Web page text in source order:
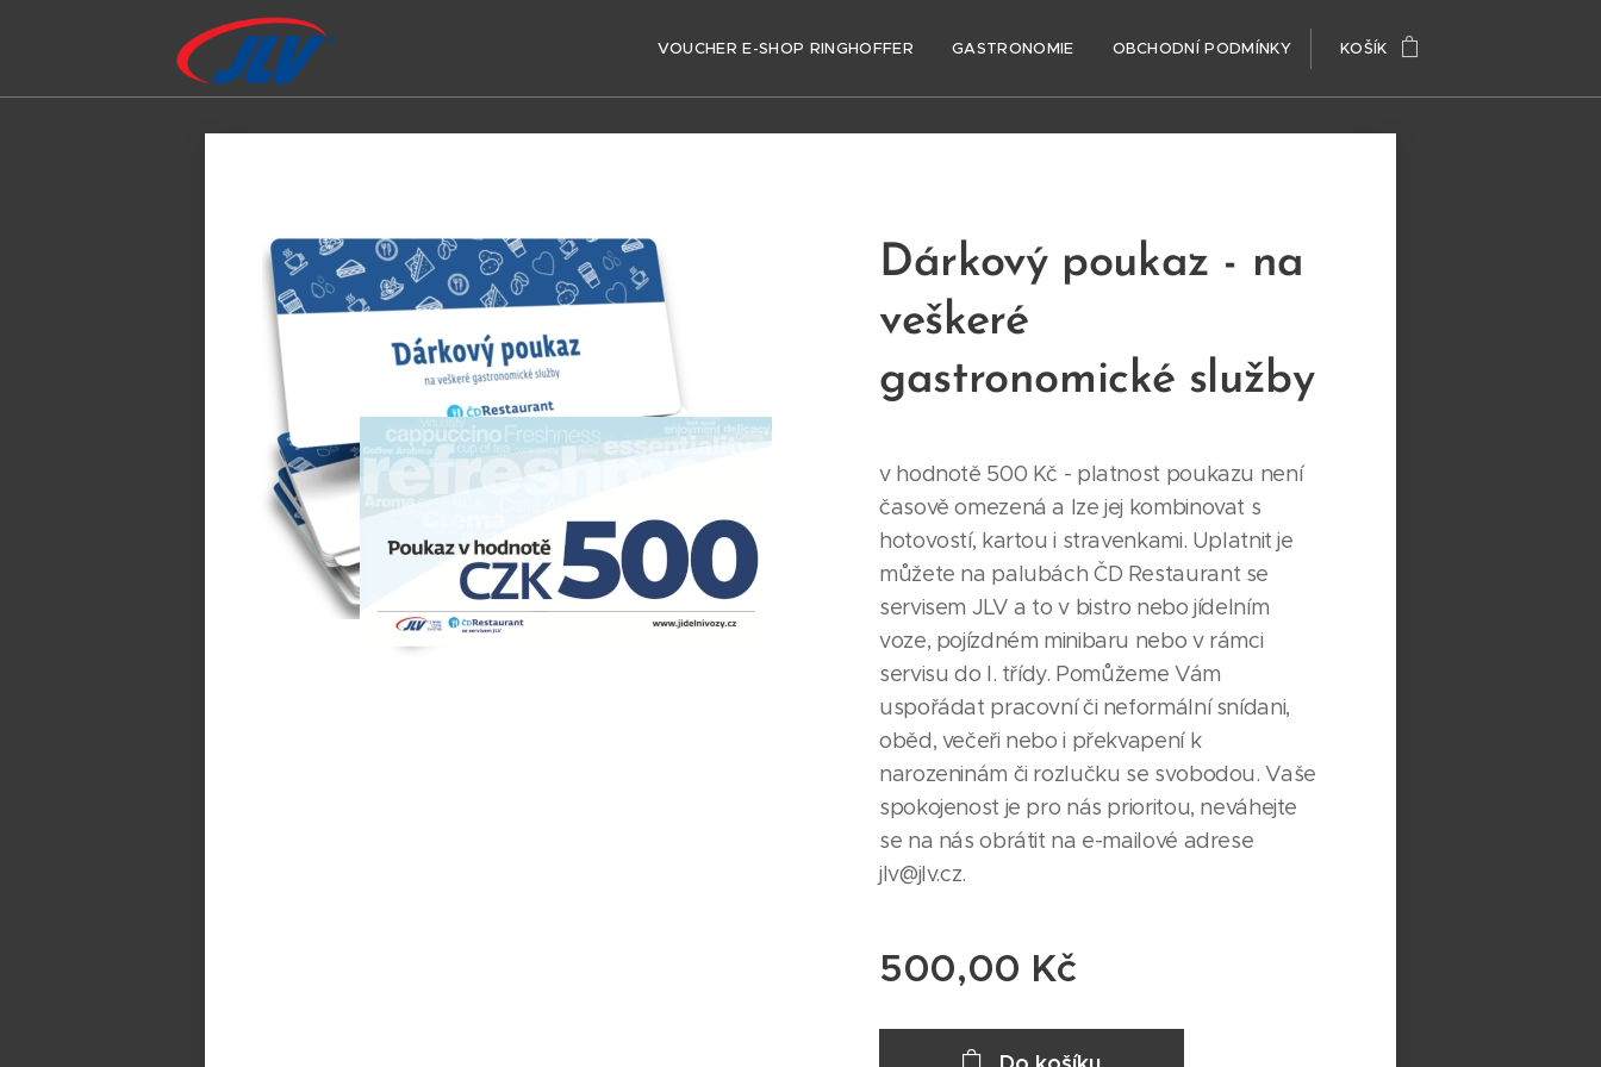
VOUCHER E-SHOP RINGHOFFER GASTRONOMIE OBCHODNÍ PODMÍNKY KOŠÍK
Dárkový poukaz - na
veškeré
gastronomické služby
v hodnotě 500 Kč - platnost poukazu není
časově omezená a lze jej kombinovat s
hotovostí, kartou i stravenkami. Uplatnit je
můžete na palubách ČD Restaurant se
servisem JLV a to v bistro nebo jídelním
voze, pojízdném minibaru nebo v rámci
servisu do I. třídy. Pomůžeme Vám
uspořádat pracovní či neformální snídani,
oběd, večeři nebo i překvapení k
narozeninám či rozlučku se svobodou. Vaše
spokojenost je pro nás prioritou, neváhejte
se na nás obrátit na e-mailové adrese
jlv@jlv.cz.
500,00 Kč